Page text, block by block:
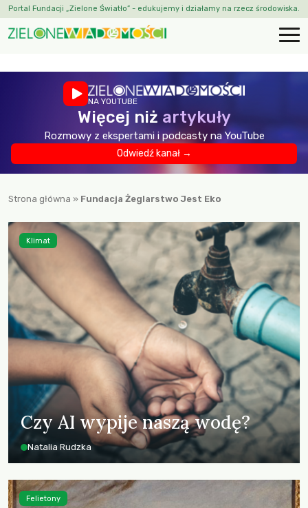
Portal Fundacji „Zielone Światło” - edukujemy i działamy na rzecz środowiska.
NA YOUTUBE
Więcej niż artykuły
Rozmowy z ekspertami i podcasty na YouTube
Odwiedź kanał →
Strona główna » Fundacja Żeglarstwo Jest Eko
Czy AI wypije naszą wodę?
Natalia Rudzka
Klimat
Felietony